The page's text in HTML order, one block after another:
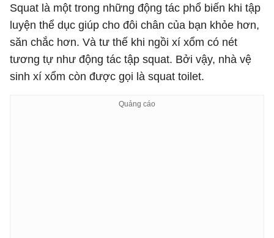
Squat là một trong những động tác phổ biến khi tập
luyện thể dục giúp cho đôi chân của bạn khỏe hơn,
săn chắc hơn. Và tư thế khi ngồi xí xổm có nét
tương tự như động tác tập squat. Bởi vậy, nhà vệ
sinh xí xổm còn được gọi là squat toilet.